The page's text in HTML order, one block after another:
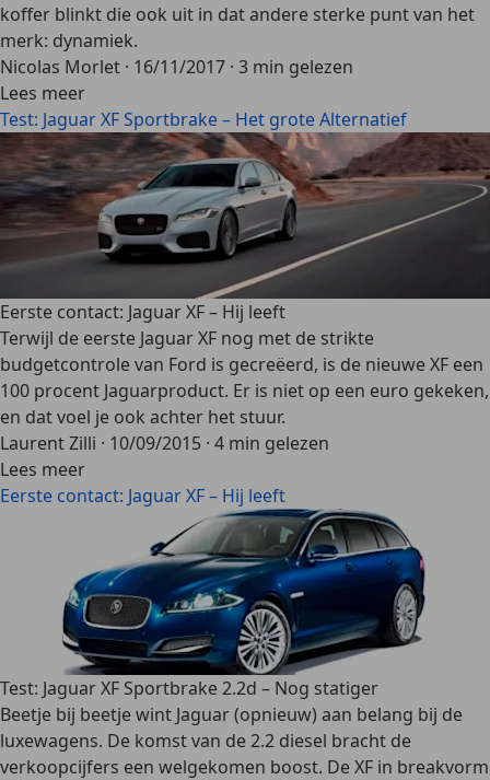
koffer blinkt die ook uit in dat andere sterke punt van het
merk: dynamiek.
Nicolas Morlet · 16/11/2017 · 3 min gelezen
Lees meer
Test: Jaguar XF Sportbrake – Het grote Alternatief
Eerste contact: Jaguar XF – Hij leeft
Terwijl de eerste Jaguar XF nog met de strikte
budgetcontrole van Ford is gecreëerd, is de nieuwe XF een
100 procent Jaguarproduct. Er is niet op een euro gekeken,
en dat voel je ook achter het stuur.
Laurent Zilli · 10/09/2015 · 4 min gelezen
Lees meer
Eerste contact: Jaguar XF – Hij leeft
Test: Jaguar XF Sportbrake 2.2d – Nog statiger
Beetje bij beetje wint Jaguar (opnieuw) aan belang bij de
luxewagens. De komst van de 2.2 diesel bracht de
verkoopcijfers een welgekomen boost. De XF in breakvorm